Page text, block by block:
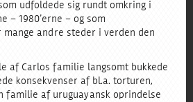
udfoldede sig rundt omkring i
– 1980’erne – og som
andre steder i verden den
af Carlos familie langsomt bukkede
konsekvenser af bl.a. torturen,
familie af uruguayansk oprindelse